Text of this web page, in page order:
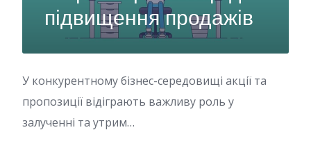
підвищення продажів
У конкурентному бізнес-середовищі акції та
пропозиції відіграють важливу роль у
залученні та утрим…